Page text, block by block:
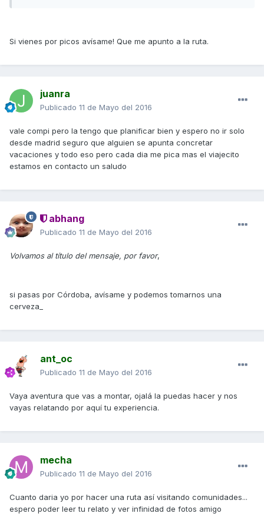
Si vienes por picos avísame! Que me apunto a la ruta.
juanra
Publicado 11 de Mayo del 2016
vale compi pero la tengo que planificar bien y espero no ir solo
desde madrid seguro que alguien se apunta concretar
vacaciones y todo eso pero cada dia me pica mas el viajecito
estamos en contacto un saludo
abhang
Publicado 11 de Mayo del 2016
Volvamos al título del mensaje, por favor,
si pasas por Córdoba, avísame y podemos tomarnos una
cerveza_
ant_oc
Publicado 11 de Mayo del 2016
Vaya aventura que vas a montar, ojalá la puedas hacer y nos
vayas relatando por aquí tu experiencia.
mecha
Publicado 11 de Mayo del 2016
Cuanto daria yo por hacer una ruta así visitando comunidades...
espero poder leer tu relato y ver infinidad de fotos amigo